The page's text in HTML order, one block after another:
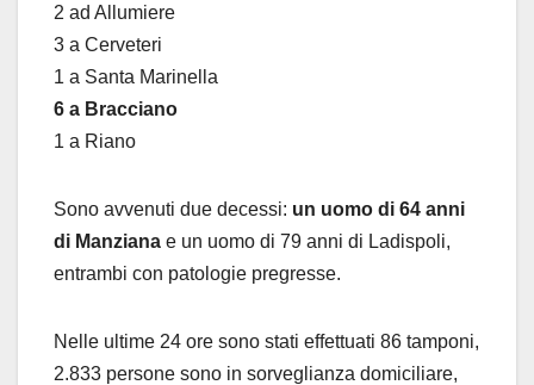
2 ad Allumiere
3 a Cerveteri
1 a Santa Marinella
6 a Bracciano
1 a Riano
Sono avvenuti due decessi: un uomo di 64 anni
di Manziana e un uomo di 79 anni di Ladispoli,
entrambi con patologie pregresse.
Nelle ultime 24 ore sono stati effettuati 86 tamponi,
2.833 persone sono in sorveglianza domiciliare,